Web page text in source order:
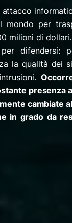
attacco
mondo per
milioni di
difendersi:
la qualità dei
presenza
cambiate
in grado da